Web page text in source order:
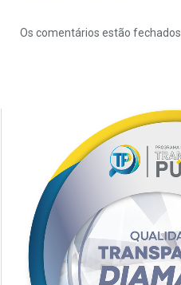
Os comentários estão fechados.